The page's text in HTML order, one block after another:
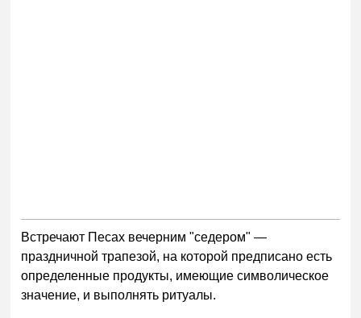
Встречают Песах вечерним "седером" —
праздничной трапезой, на которой предписано есть
определенные продукты, имеющие символическое
значение, и выполнять ритуалы.